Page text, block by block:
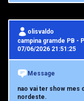
olisvaldo
campina gramde PB -
07/06/2026 21:51:25
Message
nao vai ter show mes
nordeste.